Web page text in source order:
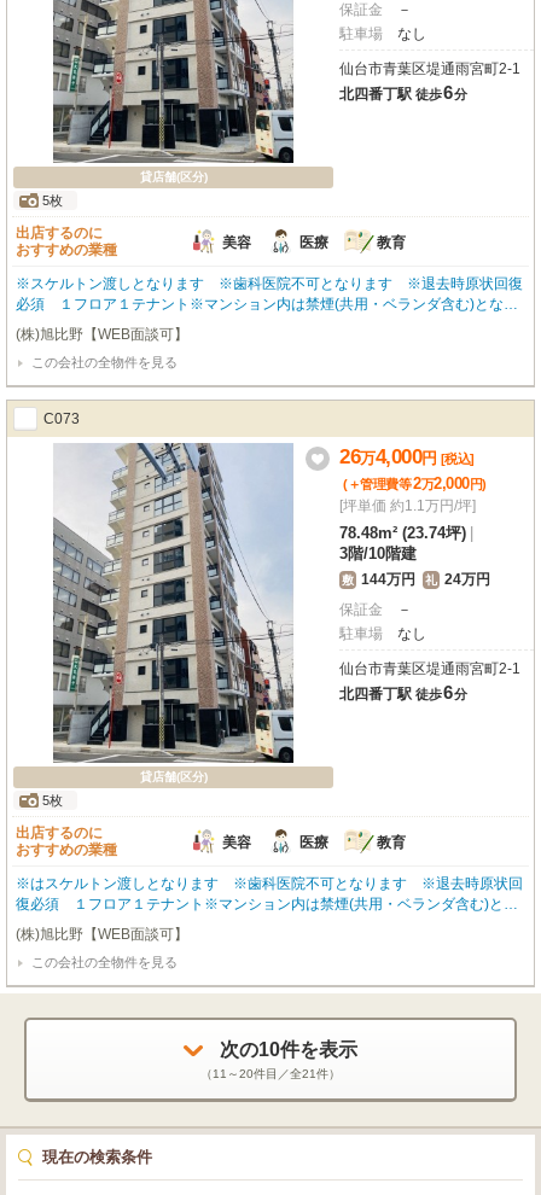
貸店舗(区分)
5枚
保証金
－
駐車場
なし
仙台市青葉区堤通雨宮町2-1
北四番丁駅 徒歩6分
出店するのに
おすすめの業種
美容 医療 教育
※スケルトン渡しとなります ※歯科医院不可となります ※退去時原状回復
必須 １フロア１テナント※マンション内は禁煙(共用・ベランダ含む)とな
り、退去時に喫煙の痕跡が見受けられた場合には違約金として賃料の2ヶ月分
をご請求させていただきます。※駐車場・駐輪場 【無】
(株)旭比野【WEB面談可】
この会社の全物件を見る
C073
貸店舗(区分)
5枚
26万4,000円 [税込]
(＋管理費等2万2,000円)
[坪単価 約1.1万円/坪]
78.48m² (23.74坪)
3階/10階建
敷 144万円 礼 24万円
保証金
－
駐車場
なし
仙台市青葉区堤通雨宮町2-1
北四番丁駅 徒歩6分
出店するのに
おすすめの業種
美容 医療 教育
※はスケルトン渡しとなります ※歯科医院不可となります ※退去時原状回
復必須 １フロア１テナント※マンション内は禁煙(共用・ベランダ含む)とな
り、退去時に喫煙の痕跡が見受けられた場合には違約金として賃料の2ヶ月分
をご請求させていただきます。※駐車場・駐輪場 【無】
(株)旭比野【WEB面談可】
この会社の全物件を見る
次の10件を表示
（11～20件目／全21件）
現在の検索条件